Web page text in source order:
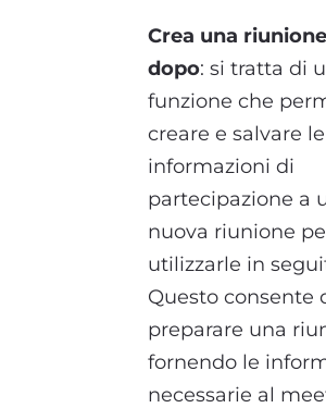
Crea una
dopo: si tratta di
funzione che
creare e salvare le
informazioni di
partecipazione a
nuova riunione
utilizzarle in
Questo consente
preparare una
fornendo le
necessarie al